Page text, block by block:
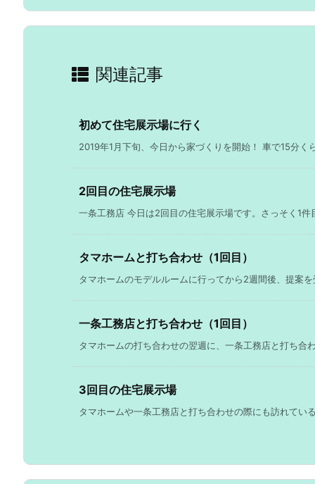
関連記事
初めて住宅展示場に行く
2019年1月下旬、今日から家づくりを開始！ 車で15分く
2回目の住宅展示場
一条工務店 今日は2回目の住宅展示場です。さっそく1
タマホームと打ち合わせ（1回目）
タマホームのモデルルームに行ってから2週間後、提案
一条工務店と打ち合わせ（1回目）
タマホームの打ち合わせの翌週に、一条工務店と打ち合
3回目の住宅展示場
タマホームや一条工務店と打ち合わせの際にも訪れてい